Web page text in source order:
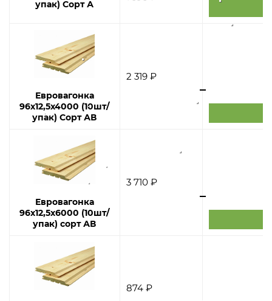
упак) Сорт А
Евровагонка
96х12,5х4000 (10шт/
упак) Сорт АВ
2 319 ₽
Евровагонка
96х12,5х6000 (10шт/
упак) сорт АВ
3 710 ₽
874 ₽